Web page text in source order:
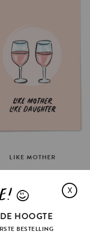
LIKE MOTHER
€3.5
SELECTEREN X
L
HOOGTE
BESTELLING